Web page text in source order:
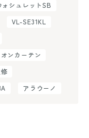
シュレットSB
VL-SE31KL
ンカーテン
アラウーノ